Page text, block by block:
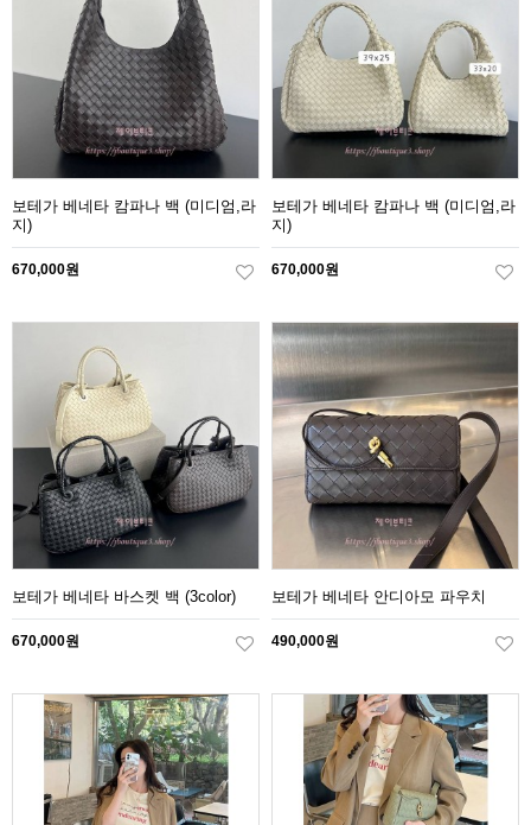
보테가 베네타 캄파나 백 (미디엄,라
지)
670,000원
보테가 베네타 캄파나 백 (미디엄,라
지)
670,000원
보테가 베네타 바스켓 백 (3color)
670,000원
보테가 베네타 안디아모 파우치
490,000원